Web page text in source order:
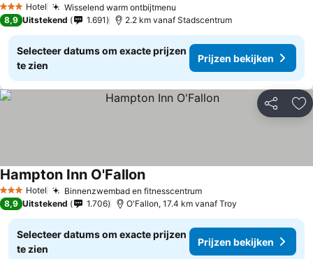
3 SterrenHotel Wisselend warm ontbijtmenu
8,9 Uitstekend 1.691 2.2 km vanaf Stadscentrum
Selecteer datums om exacte prijzen
te zien
Prijzen bekijken
Delen
3 SterrenHotel Binnenzwembad en fitnesscentrum
Hampton Inn O'Fallon
8,9 Uitstekend 1.706 O'Fallon, 17.4 km vanaf Troy
Selecteer datums om exacte prijzen
te zien
Prijzen bekijken